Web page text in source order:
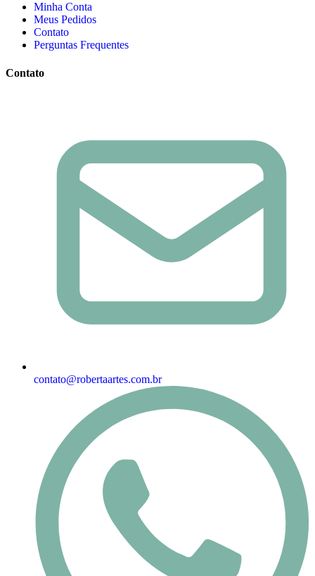
Minha Conta
Meus Pedidos
Contato
Perguntas Frequentes
Contato
contato@robertaartes.com.br